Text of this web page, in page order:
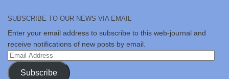
SUBSCRIBE TO OUR NEWS VIA EMAIL
Enter your email address to subscribe to this web-journal and
receive notifications of new posts by email.
Email
Address
Subscribe